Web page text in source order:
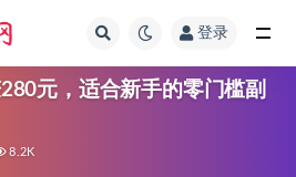
登录
元，适合新手的零门槛副
8.2K